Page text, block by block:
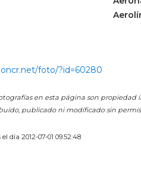
foto/?id=60280
en esta página son
publicado ni modificado sin
día 2012-07-01 09:52:48